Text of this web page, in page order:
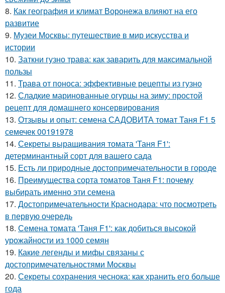
8. Как география и климат Воронежа влияют на его
развитие
9. Музеи Москвы: путешествие в мир искусства и
истории
10. Заткни гузно трава: как заварить для максимальной
пользы
11. Трава от поноса: эффективные рецепты из гузно
12. Сладкие маринованные огурцы на зиму: простой
рецепт для домашнего консервирования
13. Отзывы и опыт: семена САДОВИТА томат Таня F1 5
семечек 00191978
14. Секреты выращивания томата 'Таня F1':
детерминантный сорт для вашего сада
15. Есть ли природные достопримечательности в городе
16. Преимущества сорта томатов Таня F1: почему
выбирать именно эти семена
17. Достопримечательности Краснодара: что посмотреть
в первую очередь
18. Семена томата 'Таня F1': как добиться высокой
урожайности из 1000 семян
19. Какие легенды и мифы связаны с
достопримечательностями Москвы
20. Секреты сохранения чеснока: как хранить его больше
года